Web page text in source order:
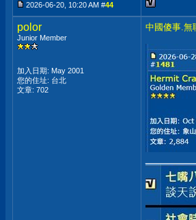
2026-06-20, 10:20 AM #44
polor
Junior Member
加入日期: May 2001
您的住址: 台北
文章: 702
中國傻事.無